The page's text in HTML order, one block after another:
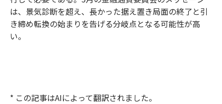
は、景気診断を超え、長かった据え置き局面の終了と引
き締め転換の始まりを告げる分岐点となる可能性が高
い。
* この記事はAIによって翻訳されました。